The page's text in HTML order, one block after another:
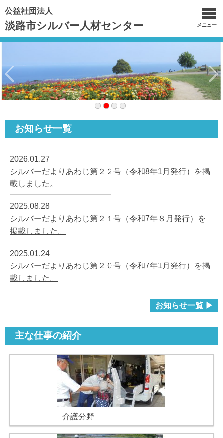
公益社団法人
淡路市シルバー人材センター メニュー
お知らせ一覧
2026.01.27
シルバーだよりあわじ第２２号（令和8年1月発行）を掲
載しました。
2025.08.28
シルバーだよりあわじ第２１号（令和7年８月発行）を
掲載しました。
2025.01.24
シルバーだよりあわじ第２０号（令和7年1月発行）を掲
載しました。
お知らせ一覧 ▶
主な仕事の紹介
介護分野